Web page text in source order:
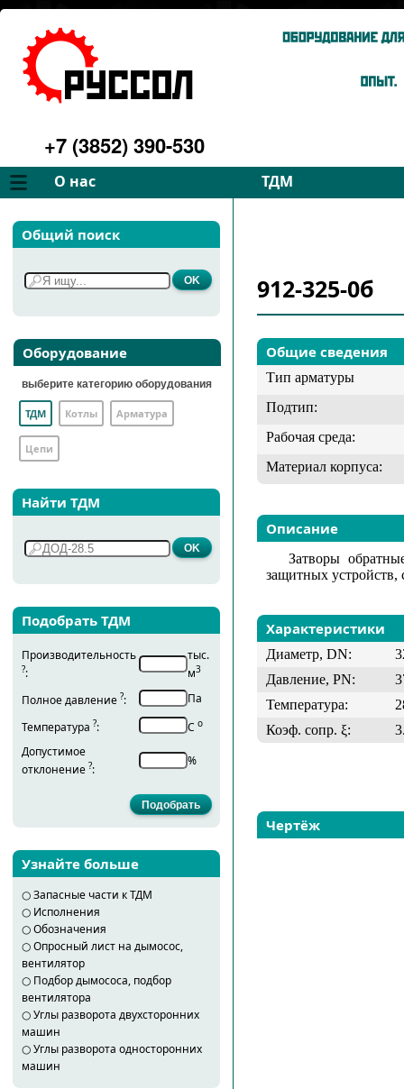
+7 (3852) 390-530
О нас ТДМ
Компания
Философия
Услуги
Галерея
Контакты
Запчасти
Подбор
Общий поиск
Оборудование
выберите категорию оборудования
ТДМ Котлы Арматура
Цепи
Найти ТДМ
Подобрать ТДМ
Производительность
?:
тыс.
м3
Полное давление ?:
Па
Температура ?: С о
Допустимое
отклонение ?:
%
Узнайте больше
○Запасные части к ТДМ
○ Исполнения
○Обозначения
○Опросный лист на дымосос,
вентилятор
○ Подбор дымососа, подбор
вентилятора
○Углы разворота двухсторонних
машин
○Углы разворота односторонних
машин
912-325-0б
Общие сведения
Тип арматуры
Подтип:
Рабочая среда:
Материал корпуса:
Описание
Затворы
защитных устройств,
Характеристики
Диаметр, DN:
Давление, PN:
Температура:
Коэф. сопр. ξ:
Чертёж